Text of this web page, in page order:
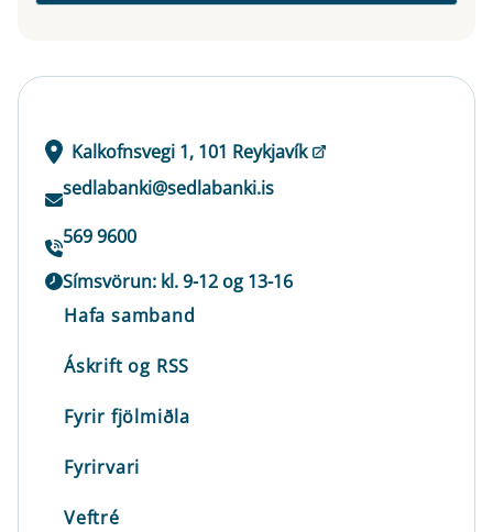
Kalkofnsvegi 1, 101 Reykjavík
sedlabanki@sedlabanki.is
569 9600
Símsvörun: kl. 9-12 og 13-16
Hafa samband
Áskrift og RSS
Fyrir fjölmiðla
Fyrirvari
Veftré